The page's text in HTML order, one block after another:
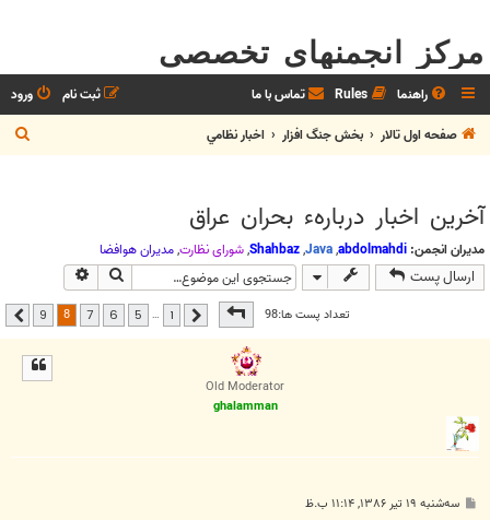
مرکز انجمنهای تخصصی
راهنما Rules تماس با ما ورود
ثبت نام
صفحه اول تالار
بخش جنگ افزار اخبار نظامي
ج
س
آخرين اخبار دربارهء بحران عراق
مدیران انجمن: abdolmahdi
,
Java
,
Shahbaz
,شوراي نظارت,مديران هوافضا
ارسال پست جستجو
تعداد پست ها:98صفحه از9 قبلی …
5
6
7
8
9 بعدی
Old Moderator
ghalamman
پ سه‌شنبه ۱۹ تیر ۱۳۸۶, ۱۱:۱۴ ب.ظ